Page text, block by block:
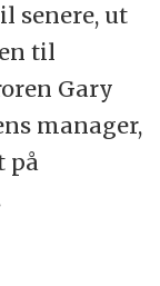
senere, ut
til
Gary
manager,
på